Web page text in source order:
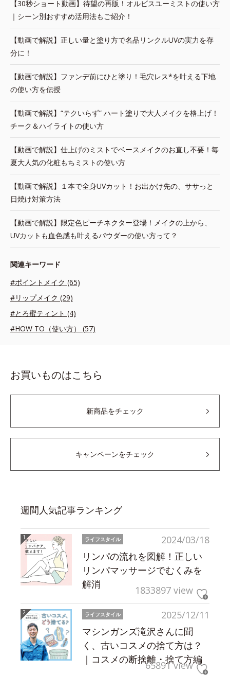
【30秒ショート動画】待望の再販！オルビスユーミストの使い方
｜シーン別おすすめ活用法もご紹介！
【動画で解説】正しい量と塗り方で名品リンクルUVの実力を存
分に！
【動画で解説】ファンデ前にひと塗り！毛穴レス*を叶える下地
の使い方を伝授
【動画で解説】“テクいらず” ハート塗りで大人メイクを格上げ！
チーク＆ハイライトの使い方
【動画で解説】仕上げのミストでベースメイクのお直し不要！毎
夏大人気の化粧もちミストの使い方
【動画で解説】１本で全身UVカット！お出かけ先の、ササっと
日焼け対策方法
【動画で解説】限定色ピーチネクター登場！メイクの上から、
UVカットも血色感も叶えるパウダーの使い方って？
関連キーワード
#ポイントメイク (65)
#リップメイク (29)
#とろ蜜ティント (4)
#HOW TO（使い方） (57)
お買いものはこちら
新商品をチェック
キャンペーンをチェック
週間人気記事ランキング
2024/03/18
ライフスタイル
リンパの流れを図解！正しい
リンパマッサージでむくみを
解消
1833897 view
2025/12/11
ライフスタイル
マシンガンズ滝沢さんに聞
く、古いコスメの捨て方は？
｜コスメの断捨離・捨て方編
65891 view